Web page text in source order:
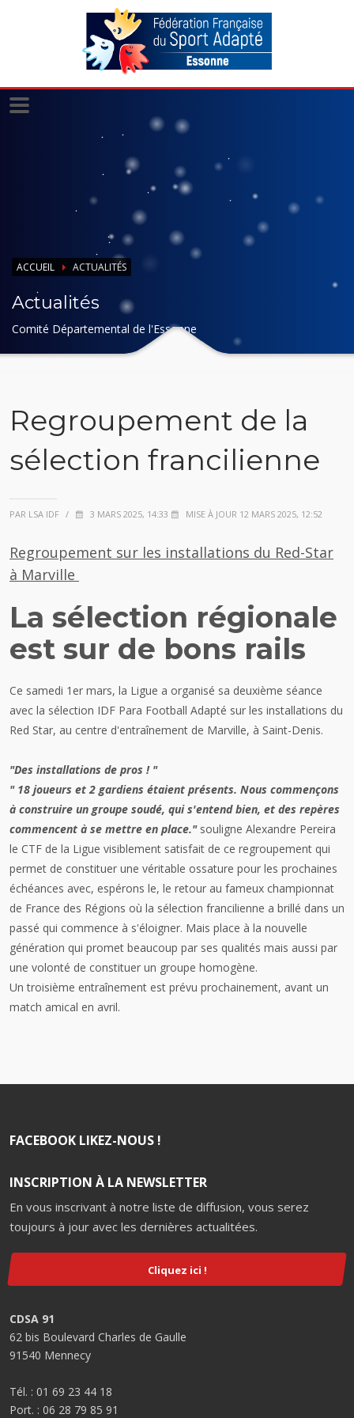
ACCUEIL ACTUALITÉS
Actualités
Comité Départemental de l'Essonne
Regroupement de la
sélection francilienne
PAR LSA IDF / 3 MARS 2025, 14:33 MISE À JOUR 12 MARS 2025, 12:52
Regroupement sur les installations du Red-Star
à Marville
La sélection régionale
est sur de bons rails
Ce samedi 1er mars, la Ligue a organisé sa deuxième séance
avec la sélection IDF Para Football Adapté sur les installations du
Red Star, au centre d'entraînement de Marville, à Saint-Denis.
"Des installations de pros ! "
" 18 joueurs et 2 gardiens étaient présents. Nous commençons
à construire un groupe soudé, qui s'entend bien, et des repères
commencent à se mettre en place."souligne Alexandre Pereira
le CTF de la Ligue visiblement satisfait de ce regroupement qui
permet de constituer une véritable ossature pour les prochaines
échéances avec, espérons le, le retour au fameux championnat
de France des Régions où la sélection francilienne a brillé dans un
passé qui commence à s'éloigner. Mais place à la nouvelle
génération qui promet beaucoup par ses qualités mais aussi par
une volonté de constituer un groupe homogène.
Un troisième entraînement est prévu prochainement, avant un
match amical en avril.
FACEBOOK LIKEZ-NOUS !
INSCRIPTION À LA NEWSLETTER
En vous inscrivant à notre liste de diffusion, vous serez
toujours à jour avec les dernières actualitées.
Cliquez ici !
CDSA 91
62 bis Boulevard Charles de Gaulle
91540 Mennecy
Tél. : 01 69 23 44 18
Port. : 06 28 79 85 91
Panneau de gestion des cookies